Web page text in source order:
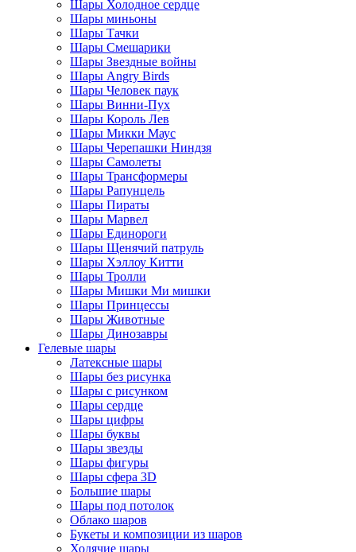
Шары Холодное сердце
Шары миньоны
Шары Тачки
Шары Смешарики
Шары Звездные войны
Шары Angry Birds
Шары Человек паук
Шары Винни-Пух
Шары Король Лев
Шары Микки Маус
Шары Черепашки Ниндзя
Шары Самолеты
Шары Трансформеры
Шары Рапунцель
Шары Пираты
Шары Марвел
Шары Единороги
Шары Щенячий патруль
Шары Хэллоу Китти
Шары Тролли
Шары Мишки Ми мишки
Шары Принцессы
Шары Животные
Шары Динозавры
Гелевые шары
Латексные шары
Шары без рисунка
Шары с рисунком
Шары сердце
Шары цифры
Шары буквы
Шары звезды
Шары фигуры
Шары сфера 3D
Большие шары
Шары под потолок
Облако шаров
Букеты и композиции из шаров
Ходячие шары